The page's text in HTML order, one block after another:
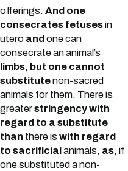
offerings. And one
consecrates fetusesin
utero and one can
consecrate an animal’s
limbs, but one cannot
substitutenon-sacred
animals for them. There is
greaterstringency with
regard to a substitute
than there iswith regard
to sacrificial animals, as, if
one substituted a non-